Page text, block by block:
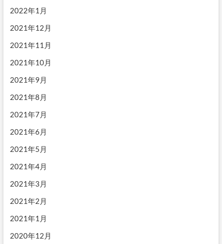
2022年1月
2021年12月
2021年11月
2021年10月
2021年9月
2021年8月
2021年7月
2021年6月
2021年5月
2021年4月
2021年3月
2021年2月
2021年1月
2020年12月